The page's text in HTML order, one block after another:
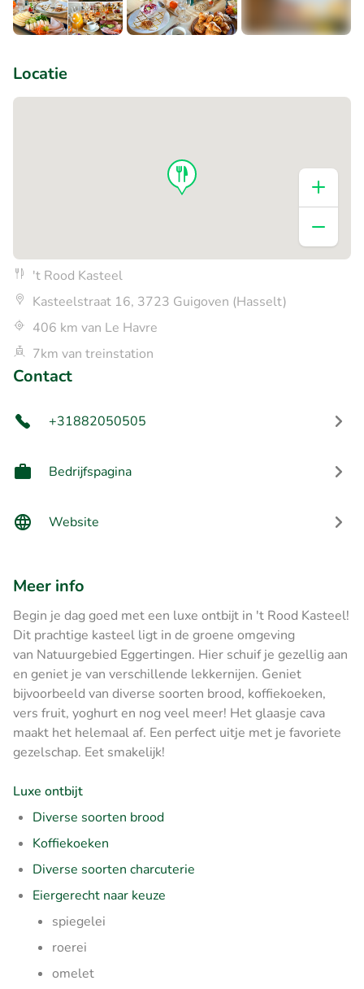
Locatie
't Rood Kasteel
Kasteelstraat 16, 3723 Guigoven (Hasselt)
406 km van Le Havre
7km van treinstation
Contact
+31882050505
Bedrijfspagina
Website
Meer info
Begin je dag goed met een luxe ontbijt in 't Rood Kasteel!
Dit prachtige kasteel ligt in de groene omgeving
van Natuurgebied Eggertingen. Hier schuif je gezellig aan
en geniet je van verschillende lekkernijen. Geniet
bijvoorbeeld van diverse soorten brood, koffiekoeken,
vers fruit, yoghurt en nog veel meer! Het glaasje cava
maakt het helemaal af. Een perfect uitje met je favoriete
gezelschap. Eet smakelijk!
Luxe ontbijt
Diverse soorten brood
Koffiekoeken
Diverse soorten charcuterie
Eiergerecht naar keuze
spiegelei
roerei
omelet